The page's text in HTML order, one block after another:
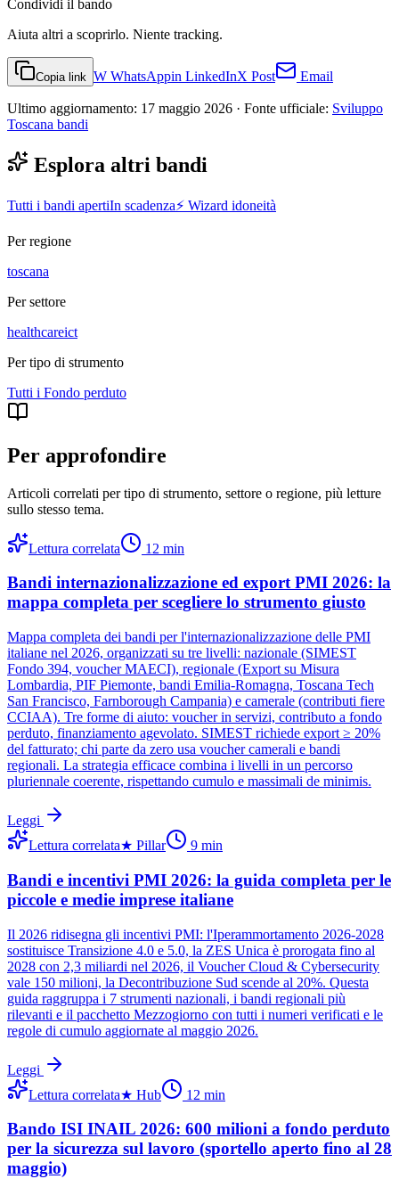
Condividi il bando
Aiuta altri a scoprirlo. Niente tracking.
Copia link W WhatsAppin LinkedInX Post Email
Ultimo aggiornamento: 17 maggio 2026 · Fonte ufficiale: Sviluppo
Toscana bandi
Esplora altri bandi
Tutti i bandi apertiIn scadenza⚡ Wizard idoneità
Per regione
toscana
Per settore
healthcareict
Per tipo di strumento
Tutti i Fondo perduto
Per approfondire
Articoli correlati per tipo di strumento, settore o regione, più letture
sullo stesso tema.
Lettura correlata 12 min
Bandi internazionalizzazione ed export PMI 2026: la
mappa completa per scegliere lo strumento giusto
Mappa completa dei bandi per l'internazionalizzazione delle PMI
italiane nel 2026, organizzati su tre livelli: nazionale (SIMEST
Fondo 394, voucher MAECI), regionale (Export su Misura
Lombardia, PIF Piemonte, bandi Emilia-Romagna, Toscana Tech
San Francisco, Farnborough Campania) e camerale (contributi fiere
CCIAA). Tre forme di aiuto: voucher in servizi, contributo a fondo
perduto, finanziamento agevolato. SIMEST richiede export ≥ 20%
del fatturato; chi parte da zero usa voucher camerali e bandi
regionali. La strategia efficace combina i livelli in un percorso
pluriennale coerente, rispettando cumulo e massimali de minimis.
Leggi
Lettura correlata★ Pillar 9 min
Bandi e incentivi PMI 2026: la guida completa per le
piccole e medie imprese italiane
Il 2026 ridisegna gli incentivi PMI: l'Iperammortamento 2026-2028
sostituisce Transizione 4.0 e 5.0, la ZES Unica è prorogata fino al
2028 con 2,3 miliardi nel 2026, il Voucher Cloud & Cybersecurity
vale 150 milioni, la Decontribuzione Sud scende al 20%. Questa
guida raggruppa i 7 strumenti nazionali, i bandi regionali più
rilevanti e il pacchetto Mezzogiorno con tutti i numeri verificati e le
regole di cumulo aggiornate al maggio 2026.
Leggi
Lettura correlata★ Hub 12 min
Bando ISI INAIL 2026: 600 milioni a fondo perduto
per la sicurezza sul lavoro (sportello aperto fino al 28
maggio)